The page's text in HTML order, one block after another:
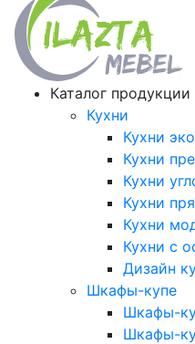
Каталог продукции
Кухни
Кухни
Кухни
Кухни
Кухни
Кухни
Кухни с
Дизайн
Шкафы-купе
Шкафы-
Шкафы-